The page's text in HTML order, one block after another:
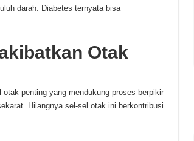
darah. Diabetes ternyata bisa
Otak
penting yang mendukung proses berpikir
Hilangnya sel-sel otak ini berkontribusi